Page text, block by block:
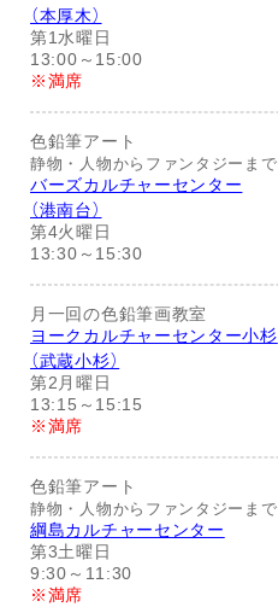
（本厚木）
第1水曜日
13:00～15:00
※満席
色鉛筆アート
静物・人物からファンタジーまで
バーズカルチャーセンター
（港南台）
第4火曜日
13:30～15:30
月一回の色鉛筆画教室
ヨークカルチャーセンター小杉
（武蔵小杉）
第2月曜日
13:15～15:15
※満席
色鉛筆アート
静物・人物からファンタジーまで
綱島カルチャーセンター
第3土曜日
9:30～11:30
※満席